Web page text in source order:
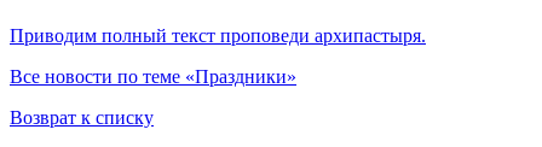
Приводим полный текст проповеди архипастыря.
Все новости по теме «Праздники»
Возврат к списку